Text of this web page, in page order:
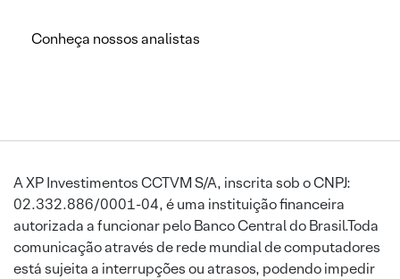
Conheça nossos analistas
A XP Investimentos CCTVM S/A, inscrita sob o CNPJ:
02.332.886/0001-04, é uma instituição financeira
autorizada a funcionar pelo Banco Central do Brasil.Toda
comunicação através de rede mundial de computadores
está sujeita a interrupções ou atrasos, podendo impedir